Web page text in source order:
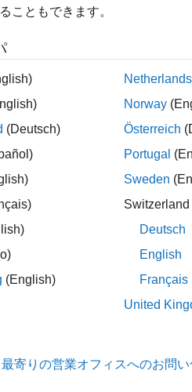
object represents an
to schedule the order of
in a software architecture
=
こともできます。
(Deutsch)
(English)
Netherlands
Norway
Österreich
Portugal
Sweden
Switzerland
Deutsch
English
Français
United
最寄りの営業オフィスへのお問